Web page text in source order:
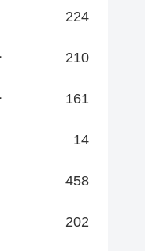
224
210
161
14
458
202